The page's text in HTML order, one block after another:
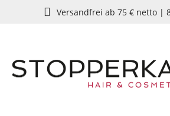
Zur Hauptnavigation springen
Versandfrei ab 75 € netto |